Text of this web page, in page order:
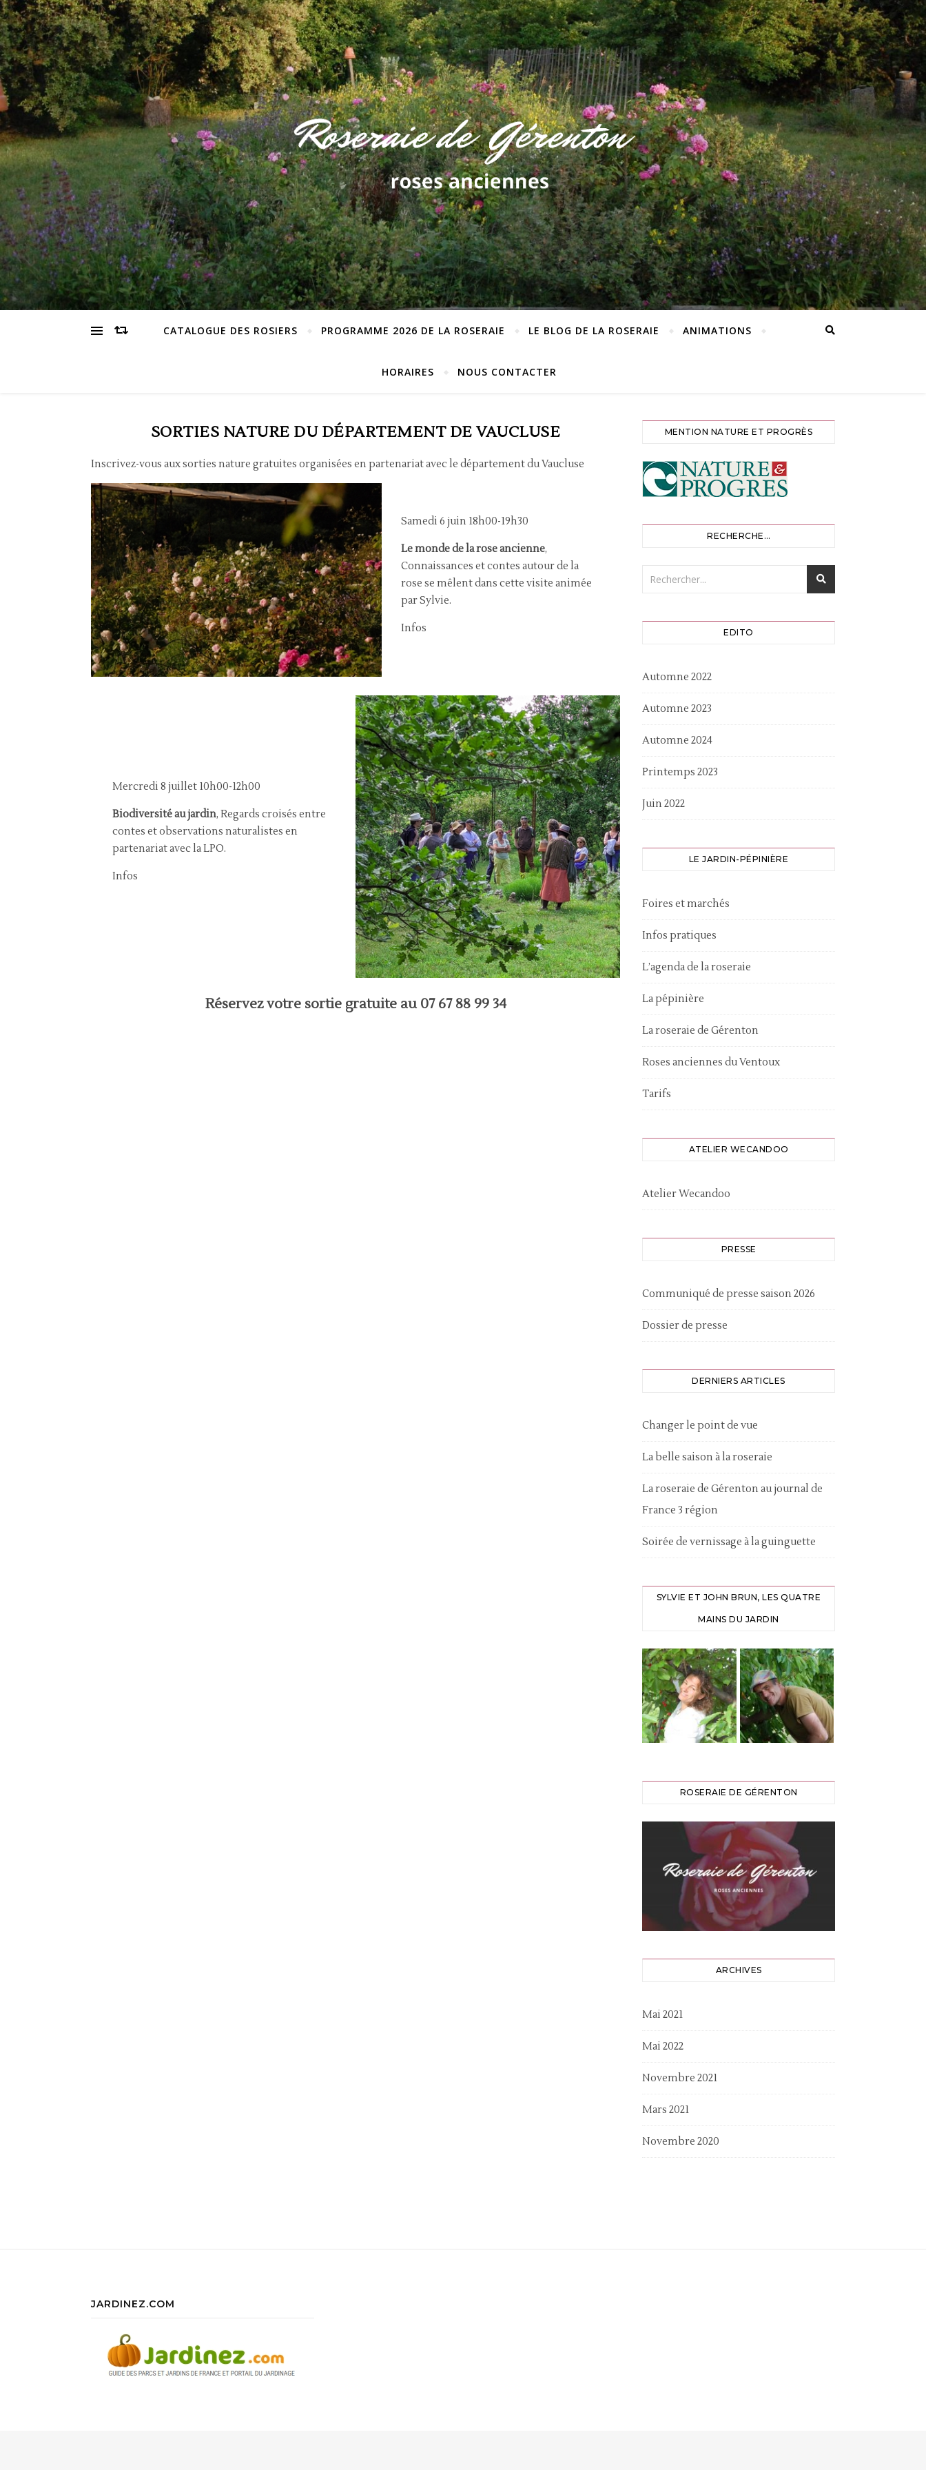
CATALOGUE DES ROSIERS PROGRAMME 2026 DE LA ROSERAIE LE BLOG DE LA ROSERAIE ANIMATIONS
HORAIRES NOUS CONTACTER
SORTIES NATURE DU DÉPARTEMENT DE VAUCLUSE
Inscrivez-vous aux sorties nature gratuites organisées en partenariat avec le département du Vaucluse
Samedi 6 juin 18h00-19h30
Le monde de la rose ancienne,
Connaissances et contes autour de la
rose se mêlent dans cette visite animée
par Sylvie.
Infos
Mercredi 8 juillet 10h00-12h00
Biodiversité au jardin, Regards croisés entre
contes et observations naturalistes en
partenariat avec la LPO.
Infos
Réservez votre sortie gratuite au 07 67 88 99 34
MENTION NATURE ET PROGRÈS
RECHERCHE…
EDITO
Automne 2022
Automne 2023
Automne 2024
Printemps 2023
Juin 2022
LE JARDIN-PÉPINIÈRE
Foires et marchés
Infos pratiques
L’agenda de la roseraie
La pépinière
La roseraie de Gérenton
Roses anciennes du Ventoux
Tarifs
ATELIER WECANDOO
Atelier Wecandoo
PRESSE
Communiqué de presse saison 2026
Dossier de presse
DERNIERS ARTICLES
Changer le point de vue
La belle saison à la roseraie
La roseraie de Gérenton au journal de
France 3 région
Soirée de vernissage à la guinguette
SYLVIE ET JOHN BRUN, LES QUATRE
MAINS DU JARDIN
ROSERAIE DE GÉRENTON
ARCHIVES
Mai 2021
Mai 2022
Novembre 2021
Mars 2021
Novembre 2020
JARDINEZ.COM